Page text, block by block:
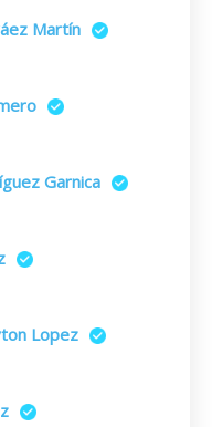
Martín
Garnica
Lopez